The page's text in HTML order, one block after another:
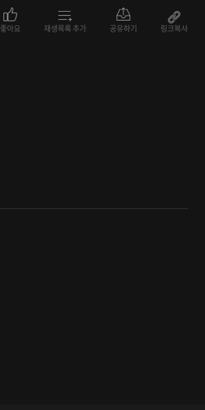
좋아요 재생목록 추가 공유하기 링크복사